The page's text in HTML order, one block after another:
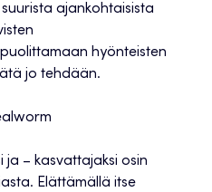
ajankohtaisista
hyönteisten
jo tehdään.
ja – kasvattajaksi osin
Elättämällä itse